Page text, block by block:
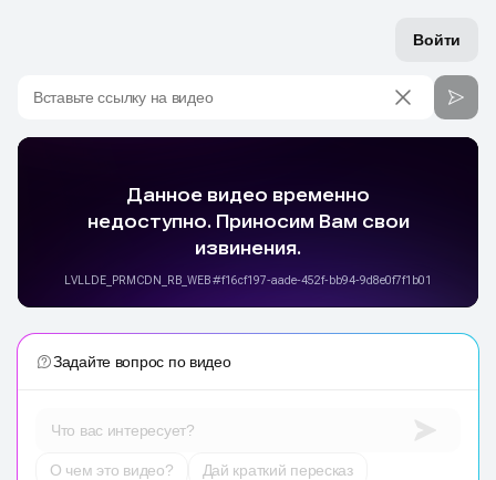
Войти
Вставьте ссылку на видео
Задайте вопрос по видео
Что вас интересует?
О чем это видео?
Дай краткий пересказ